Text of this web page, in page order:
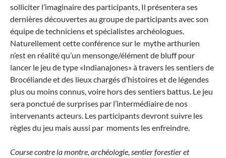
solliciter l’imaginaire des participants, Il présentera ses
dernières découvertes au groupe de participants avec son
équipe de techniciens et spécialistes archéologues.
Naturellement cette conférence sur le mythe arthurien
n’est en réalité qu’un mensonge/élément de bluff pour
lancer le jeu de type «Indianajones» à travers les sentiers de
Brocéliande et des lieux chargés d’histoires et de légendes
plus ou moins connus, voire hors des sentiers battus. Le jeu
sera ponctué de surprises par l’intermédiaire de nos
intervenants acteurs. Les participants devront suivre les
règles du jeu mais aussi par moments les enfreindre.
Course contre la montre, archéologie, sentier forestier et